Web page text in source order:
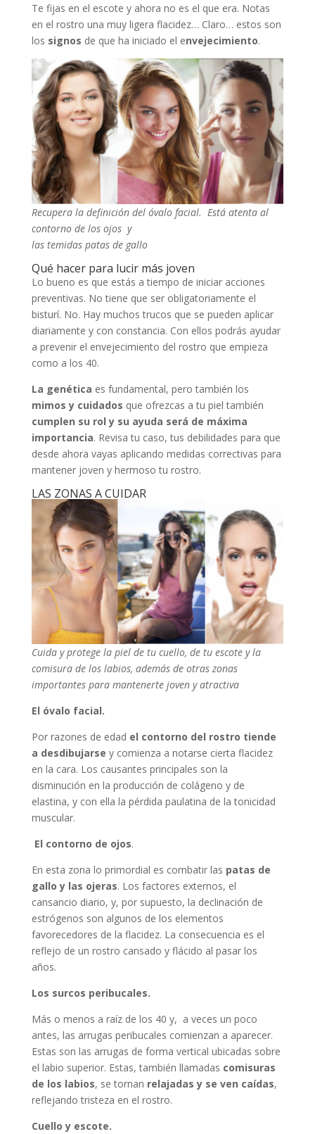
Te fijas en el escote y ahora no es el que era. Notas
en el rostro una muy ligera flacidez… Claro… estos son
los signos de que ha iniciado el envejecimiento.
Recupera la definición del óvalo facial. Está atenta al
contorno de los ojos y
las temidas patas de gallo
Qué hacer para lucir más joven
Lo bueno es que estás a tiempo de iniciar acciones
preventivas. No tiene que ser obligatoriamente el
bisturí. No. Hay muchos trucos que se pueden aplicar
diariamente y con constancia. Con ellos podrás ayudar
a prevenir el envejecimiento del rostro que empieza
como a los 40.
La genética es fundamental, pero también los
mimos y cuidados que ofrezcas a tu piel también
cumplen su rol y su ayuda será de máxima
importancia. Revisa tu caso, tus debilidades para que
desde ahora vayas aplicando medidas correctivas para
mantener joven y hermoso tu rostro.
LAS ZONAS A CUIDAR
Cuida y protege la piel de tu cuello, de tu escote y la
comisura de los labios, además de otras zonas
importantes para mantenerte joven y atractiva
El óvalo facial.
Por razones de edad el contorno del rostro tiende
a desdibujarse y comienza a notarse cierta flacidez
en la cara. Los causantes principales son la
disminución en la producción de colágeno y de
elastina, y con ella la pérdida paulatina de la tonicidad
muscular.
El contorno de ojos.
En esta zona lo primordial es combatir las patas de
gallo y las ojeras. Los factores externos, el
cansancio diario, y, por supuesto, la declinación de
estrógenos son algunos de los elementos
favorecedores de la flacidez. La consecuencia es el
reflejo de un rostro cansado y flácido al pasar los
años.
Los surcos peribucales.
Más o menos a raíz de los 40 y, a veces un poco
antes, las arrugas peribucales comienzan a aparecer.
Estas son las arrugas de forma vertical ubicadas sobre
el labio superior. Estas, también llamadas comisuras
de los labios, se tornan relajadas y se ven caídas,
reflejando tristeza en el rostro.
Cuello y escote.